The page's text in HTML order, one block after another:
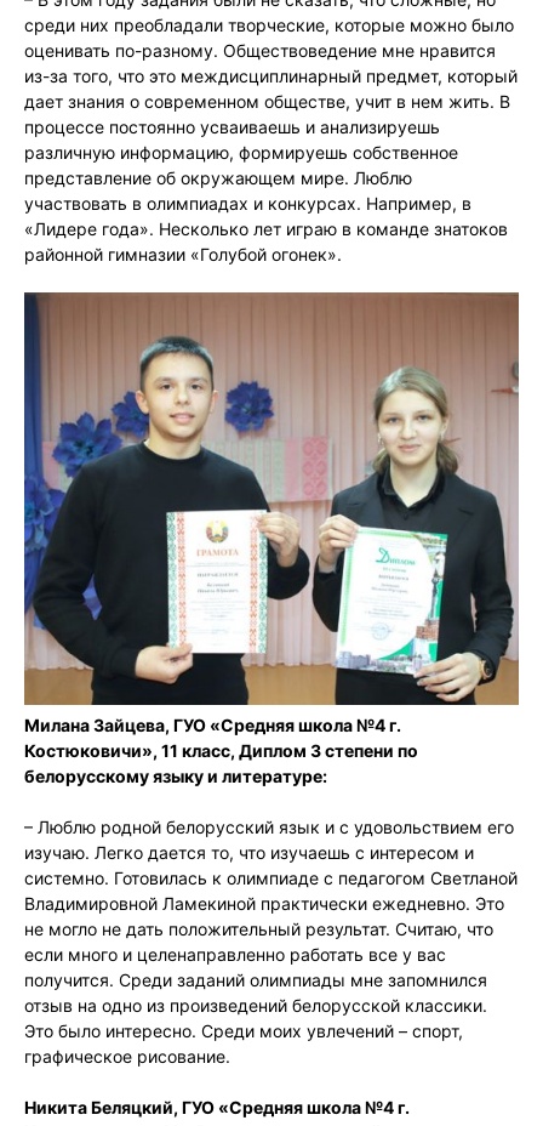
среди них преобладали творческие, которые можно было
оценивать по-разному. Обществоведение мне нравится
из-за того, что это междисциплинарный предмет, который
дает знания о современном обществе, учит в нем жить. В
процессе постоянно усваиваешь и анализируешь
различную информацию, формируешь собственное
представление об окружающем мире. Люблю
участвовать в олимпиадах и конкурсах. Например, в
«Лидере года». Несколько лет играю в команде знатоков
районной гимназии «Голубой огонек».
Милана Зайцева, ГУО «Средняя школа №4 г.
Костюковичи», 11 класс, Диплом 3 степени по
белорусскому языку и литературе:
– Люблю родной белорусский язык и с удовольствием его
изучаю. Легко дается то, что изучаешь с интересом и
системно. Готовилась к олимпиаде с педагогом Светланой
Владимировной Ламекиной практически ежедневно. Это
не могло не дать положительный результат. Считаю, что
если много и целенаправленно работать все у вас
получится. Среди заданий олимпиады мне запомнился
отзыв на одно из произведений белорусской классики.
Это было интересно. Среди моих увлечений – спорт,
графическое рисование.
Никита Беляцкий, ГУО «Средняя школа №4 г.